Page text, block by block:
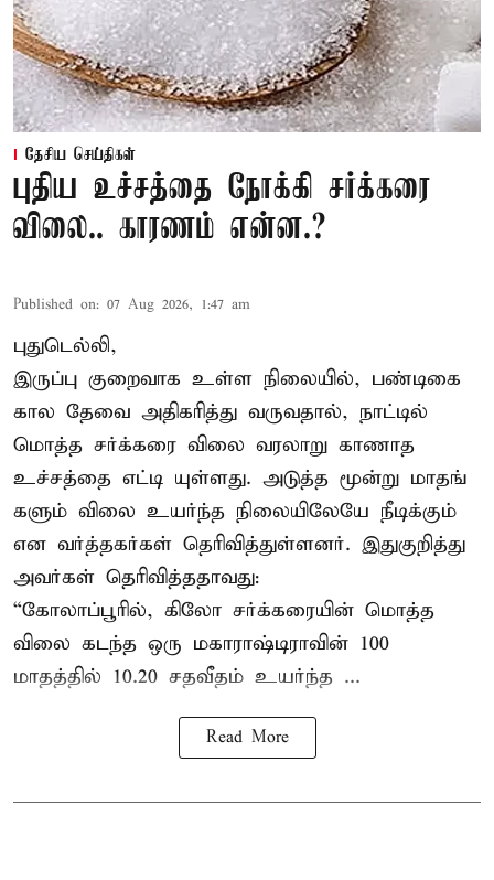
தேசிய செய்திகள்
புதிய உச்சத்தை நோக்கி சர்க்கரை
விலை.. காரணம் என்ன.?
Published on: 07 Aug 2026, 1:47 am
புதுடெல்லி,
இருப்பு குறைவாக உள்ள நிலையில், பண்டிகை
கால தேவை அதிகரித்து வருவதால், நாட்டில்
மொத்த சர்க்கரை விலை வரலாறு காணாத
உச்சத்தை எட்டி யுள்ளது. அடுத்த மூன்று மாதங்
களும் விலை உயர்ந்த நிலையிலேயே நீடிக்கும்
என வர்த்தகர்கள் தெரிவித்துள்ளனர். இதுகுறித்து
அவர்கள் தெரிவித்ததாவது:
“கோலாப்பூரில், கிலோ சர்க்கரையின் மொத்த
விலை கடந்த ஒரு மகாராஷ்டிராவின் 100
மாதத்தில் 10.20 சதவீதம் உயர்ந்த ...
Read More